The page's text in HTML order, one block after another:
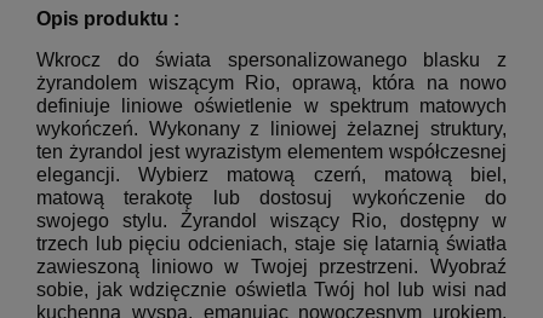
Opis produktu :
Wkrocz do świata spersonalizowanego blasku z
żyrandolem wiszącym Rio, oprawą, która na nowo
definiuje liniowe oświetlenie w spektrum matowych
wykończeń. Wykonany z liniowej żelaznej struktury,
ten żyrandol jest wyrazistym elementem współczesnej
elegancji.
Wybierz matową czerń, matową biel,
matową terakotę lub dostosuj wykończenie do
swojego stylu.
Żyrandol wiszący Rio, dostępny w
trzech lub pięciu odcieniach, staje się latarnią światła
zawieszoną liniowo w Twojej przestrzeni.
Wyobraź
sobie, jak wdzięcznie oświetla Twój hol lub wisi nad
kuchenną wyspą, emanując nowoczesnym urokiem,